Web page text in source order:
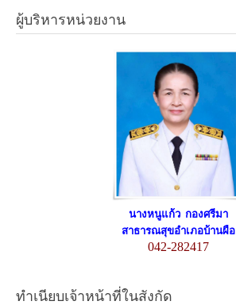
ผู้บริหารหน่วยงาน
นางหนูแก้ว กองศรีมา
สาธารณสุขอำเภอบ้านผือ
042-282417
ทำเนียบเจ้าหน้าที่ในสังกัด